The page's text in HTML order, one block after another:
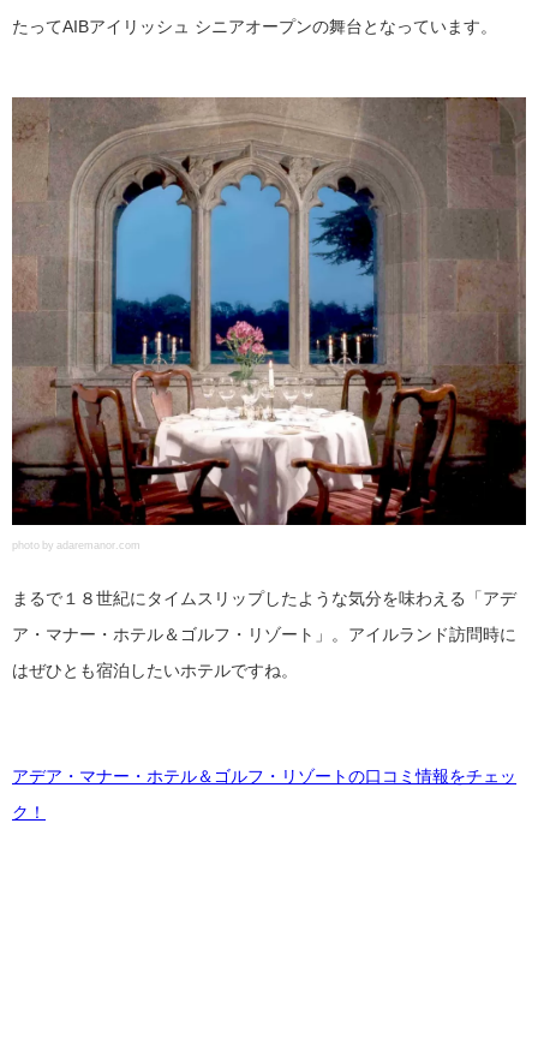
たってAIBアイリッシュ シニアオープンの舞台となっています。
photo by adaremanor.com
まるで１８世紀にタイムスリップしたような気分を味わえる「アデ
ア・マナー・ホテル＆ゴルフ・リゾート」。アイルランド訪問時に
はぜひとも宿泊したいホテルですね。
アデア・マナー・ホテル＆ゴルフ・リゾートの口コミ情報をチェッ
ク！